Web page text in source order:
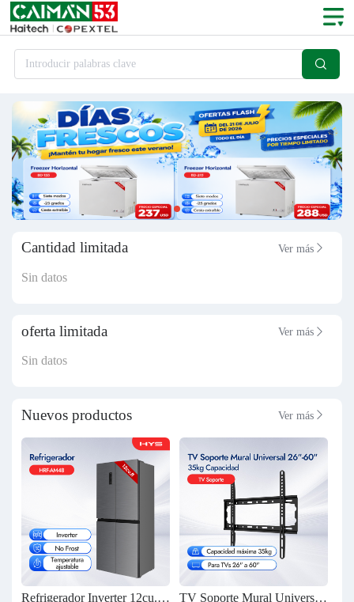
Introducir palabras clave 
Cantidad limitada Ver más 
Sin datos
oferta limitada Ver más 
Sin datos
Nuevos productos Ver más 
Refrigerador Inverter 12cu.ft (337L) 4 puertas HRF-AM48 TV Soporte Mural Universal 26"-60" | 35kg Capacidad | T50S